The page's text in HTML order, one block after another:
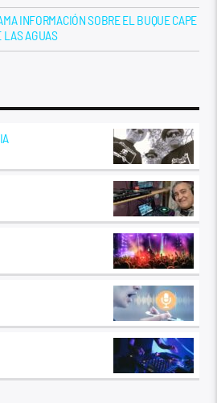
INFORMACIÓN SOBRE EL BUQUE CAPE
LAS AGUAS